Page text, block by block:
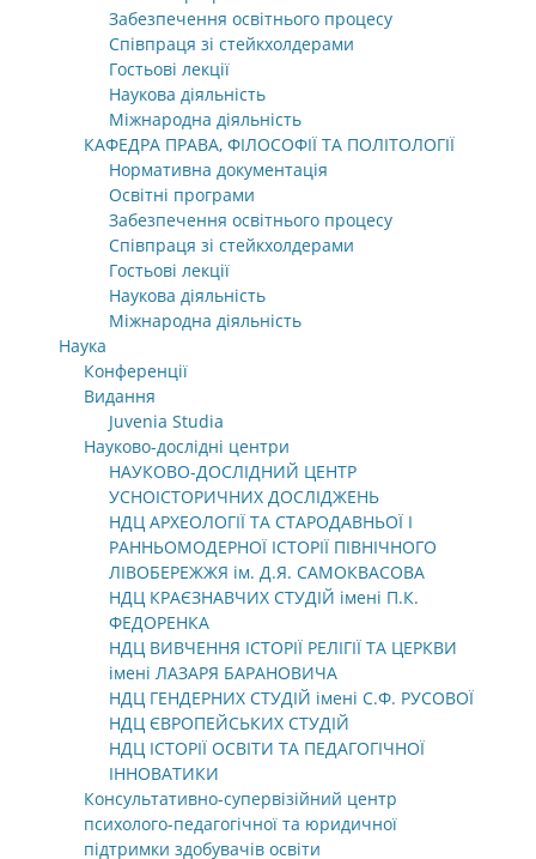
Забезпечення освітнього процесу
Співпраця зі стейкхолдерами
Гостьові лекції
Наукова діяльність
Міжнародна діяльність
КАФЕДРА ПРАВА, ФІЛОСОФІЇ ТА ПОЛІТОЛОГІЇ
Нормативна документація
Освітні програми
Забезпечення освітнього процесу
Співпраця зі стейкхолдерами
Гостьові лекції
Наукова діяльність
Міжнародна діяльність
Наука
Конференції
Видання
Juvenia Studia
Науково-дослідні центри
НАУКОВО-ДОСЛІДНИЙ ЦЕНТР
УСНОІСТОРИЧНИХ ДОСЛІДЖЕНЬ
НДЦ АРХЕОЛОГІЇ ТА СТАРОДАВНЬОЇ І
РАННЬОМОДЕРНОЇ ІСТОРІЇ ПІВНІЧНОГО
ЛІВОБЕРЕЖЖЯ ім. Д.Я. САМОКВАСОВА
НДЦ КРАЄЗНАВЧИХ СТУДІЙ імені П.К.
ФЕДОРЕНКА
НДЦ ВИВЧЕННЯ ІСТОРІЇ РЕЛІГІЇ ТА ЦЕРКВИ
імені ЛАЗАРЯ БАРАНОВИЧА
НДЦ ГЕНДЕРНИХ СТУДІЙ імені С.Ф. РУСОВОЇ
НДЦ ЄВРОПЕЙСЬКИХ СТУДІЙ
НДЦ ІСТОРІЇ ОСВІТИ ТА ПЕДАГОГІЧНОЇ
ІННОВАТИКИ
Консультативно-супервізійний центр
психолого-педагогічної та юридичної
підтримки здобувачів освіти